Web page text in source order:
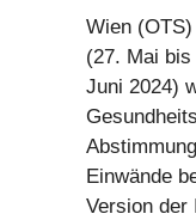
Wien
(27. Mai bis
Juni 2024)
Einwände
Version der